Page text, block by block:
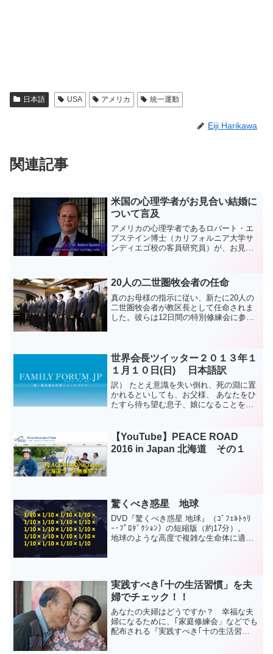
日本語 USA アメリカ 統一運動
Eiji Harikawa
関連記事
米国の心理学者がお見合い結婚に
ついて言及
アメリカの心理学者であるロバート・エ
プステイン博士（カリフォルニア大学サ
ンディエゴ校の客員研究員）が、お見合
テイン博士は、現在の結婚文化の問題点
を指摘しながら、｢新た...
20人の二世圏牧会者の任命
真のお母様の指示に従い、新たに20人の
二世圏牧会者が教区長として任命されま
した。彼らは12日間の特別修練会に参加
世界会長ツイッター２０１３年１
１月１０日(日) 日本語訳
訳） たとえ意識を失い倒れ、死の淵に置
かれるといしても、お父様、 あなたをひ
たすら待ち望む息子、娘になることをお
y...
【YouTube】PEACE ROAD
2016 in Japan 北海道 その１
驚くべき惑星 地球
DVD『驚くべき惑星 地球』（ｺﾞﾌｪﾙﾄｩﾘ
ｰ･ﾌﾟﾛﾀﾞｸｼｮﾝ）の短縮版（約17分）。
地球のような高度で複雑な生命体に適し
実践すべき｢十の生活習慣」を夫
婦でチェック！！
あなたの夫婦はどうですか？ 幸福な夫
婦になるために、｢家庭修練会」などでも
配布される『実践すべき｢十の生活習